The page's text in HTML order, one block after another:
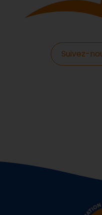
Suivez-